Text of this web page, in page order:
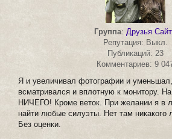
Группа: Друзья
Репутация: Выкл.
Публикаций: 23
Комментариев: 9
Я и увеличивал фотографии и
всматривался и вплотную к монитору.
НИЧЕГО! Кроме веток. При желании я в
найти любые силуэты. Нет там никакого
Без оценки.